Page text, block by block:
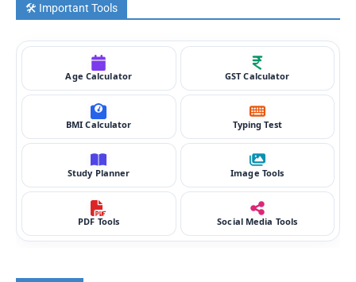
🛠️ Important Tools
Age Calculator GST Calculator
BMI Calculator Typing Test
Study Planner Image Tools
PDF Tools Social Media Tools